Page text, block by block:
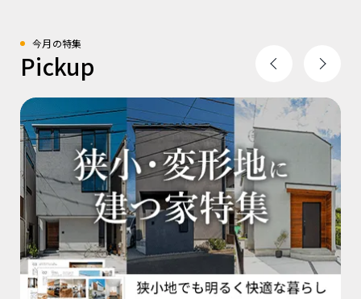
今月の特集
Pickup